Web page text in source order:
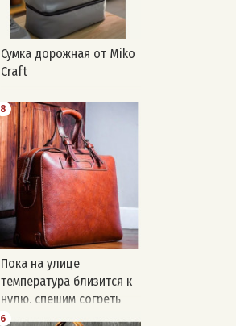
Сумка дорожная от Miko
Craft
8
Пока на улице
температура близится к
нулю, спешим согреть
вас раздачей выкроек 🔥
6